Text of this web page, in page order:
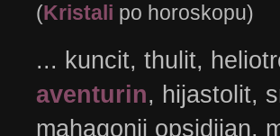
(Kristali po horoskopu)
... kuncit, thulit,
aventurin, hijastolit,
mahagonij opsidijan,